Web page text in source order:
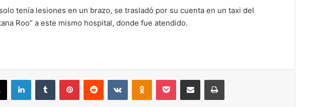
tenía lesiones en un brazo, se trasladó por su cuenta en un taxi del
Roo” a este mismo hospital, donde fue atendido.
X LinkedInTumblr PinterestReddit VKontakteOdnoklassniki
Pocket Compartir por correo electrónicoImprimir